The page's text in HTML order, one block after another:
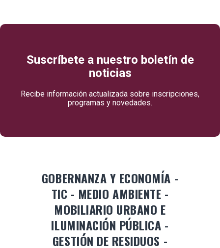
Suscríbete a nuestro boletín de
noticias
Recibe información actualizada sobre inscripciones,
programas y novedades.
GOBERNANZA Y ECONOMÍA -
TIC - MEDIO AMBIENTE -
MOBILIARIO URBANO E
ILUMINACIÓN PÚBLICA -
GESTIÓN DE RESIDUOS -